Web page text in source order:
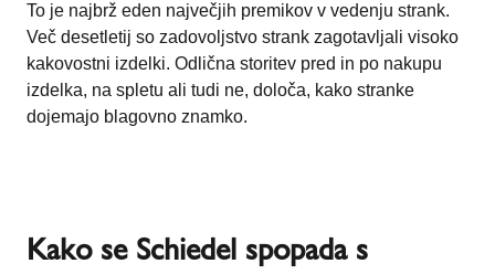
To je najbrž eden največjih premikov v vedenju strank.
Več desetletij so zadovoljstvo strank zagotavljali visoko
kakovostni izdelki. Odlična storitev pred in po nakupu
izdelka, na spletu ali tudi ne, določa, kako stranke
dojemajo blagovno znamko.
Kako se Schiedel spopada s